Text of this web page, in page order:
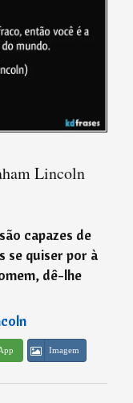
Lincoln
capazes de
se quiser por à
dê-lhe
Imagem